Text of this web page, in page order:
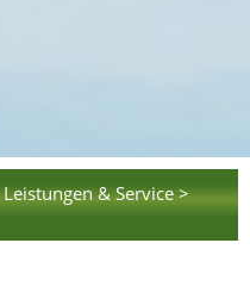
Leistungen & Service >